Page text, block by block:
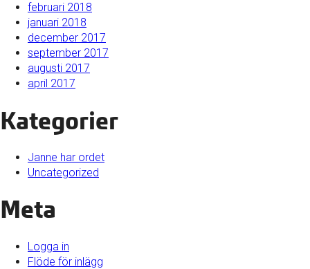
februari 2018
januari 2018
december 2017
september 2017
augusti 2017
april 2017
Kategorier
Janne har ordet
Uncategorized
Meta
Logga in
Flöde för inlägg